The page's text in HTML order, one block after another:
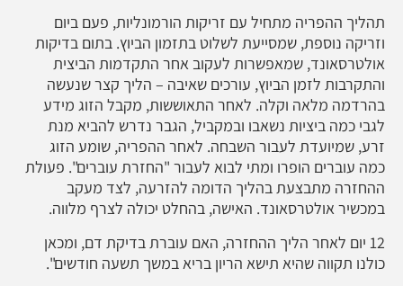
תהליך ההפריה מתחיל עם זריקות הורמונליות, פעם ביום
וזריקה נוספת, שמסייעת לשלוט בתזמון הביוץ. בתום בדיקות
אולטרסאונד, שמאפשרות לעקוב אחר התקדמות הביצית
והתקרבות לזמן הביוץ, עורכים שאיבה – הליך קצר שנעשה
בהרדמה מלאה וקלה. לאחר התאוששות, מקבל הזוג מידע
לגבי כמה ביציות נשאבו ובמקביל, הגבר נדרש להביא מנת
זרע, שמיועדת לעבור השבחה. לאחר ההפריה, שומע הזוג
כמה עוברים הופרו ומתי לבוא לעבור "החזרת עוברים". פעולת
ההחזרה מתבצעת בהליך הדומה להזרעה, לצד מעקב
במכשיר אולטרסאונד. האישה, בהחלט יכולה לצרף מלווה.
12 יום לאחר הליך ההחזרה, האם עוברת בדיקת דם, ומכאן
כולנו תקווה שהיא תישא הריון בריא במשך תשעה חודשים".